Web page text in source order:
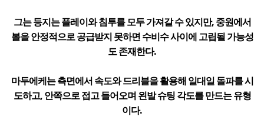
그는 등지는 플레이와 침투를 모두 가져갈 수 있지만, 중원에서
볼을 안정적으로 공급받지 못하면 수비수 사이에 고립될 가능성
도 존재한다.
마두에케는 측면에서 속도와 드리블을 활용해 일대일 돌파를 시
도하고, 안쪽으로 접고 들어오며 왼발 슈팅 각도를 만드는 유형
이다.